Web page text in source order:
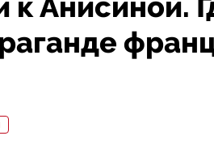
к Анисиной.